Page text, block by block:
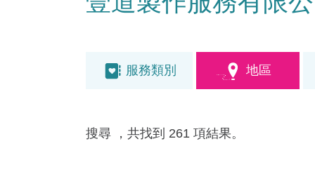
服務類別 地區
搜尋 ，共找到 261 項結果。